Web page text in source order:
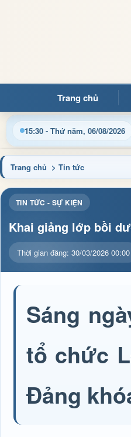
Trang chủ
15:30 - Thứ năm, 06/08/2026
Cập nhật thông tin điều
Trang chủ > Tin tức
TIN TỨC - SỰ KIỆN
Khai giảng lớp bồi
Thời gian đăng: 30/03/2026 00:00
Sáng
tổ chức
Đảng